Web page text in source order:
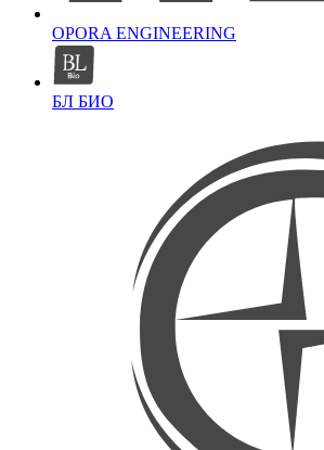
OPORA ENGINEERING
БЛ БИО